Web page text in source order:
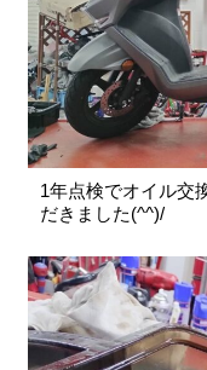
1年点検でオイル交
だきました(^^)/